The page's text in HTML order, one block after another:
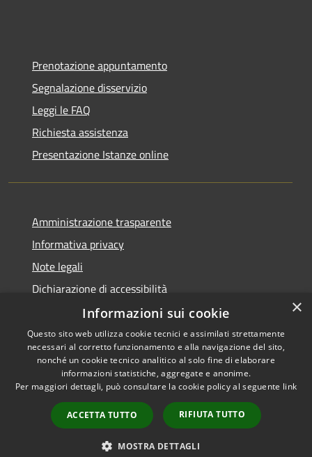
Prenotazione appuntamento
Segnalazione disservizio
Leggi le FAQ
Richiesta assistenza
Presentazione Istanze online
Amministrazione trasparente
Informativa privacy
Note legali
Dichiarazione di accessibilità
Accessibilità
Privacy
Mappa del sito
Area riservata dipendenti
Copyright © 2026 • Comune di
Caltanissetta • Powered by
Municipium•Accesso
redazione
×
Informazioni sui cookie
Questo sito web utilizza cookie tecnici e assimilati strettamente
necessari al corretto funzionamento e alla navigazione del sito,
nonché un cookie tecnico analitico al solo fine di elaborare
informazioni statistiche, aggregate e anonime.
Per maggiori dettagli, può consultare la cookie policy al seguente link
ACCETTA TUTTO RIFIUTA TUTTO
MOSTRA DETTAGLI